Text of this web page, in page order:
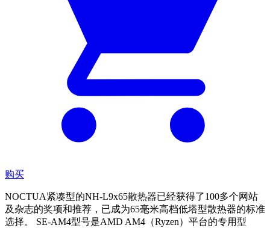
购买
NOCTUA紧凑型的NH-L9x65散热器已经获得了100多个网站
及杂志的奖项和推荐，已成为65毫米高档低塔型散热器的标准
选择。 SE-AM4型号是AMD AM4（Ryzen）平台的专用型